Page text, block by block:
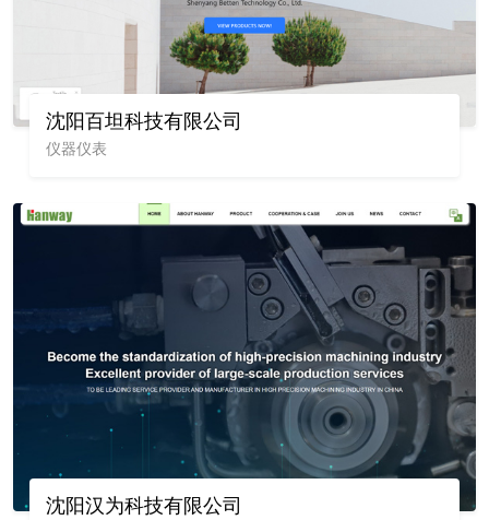
沈阳百坦科技有限公司
仪器仪表
沈阳汉为科技有限公司